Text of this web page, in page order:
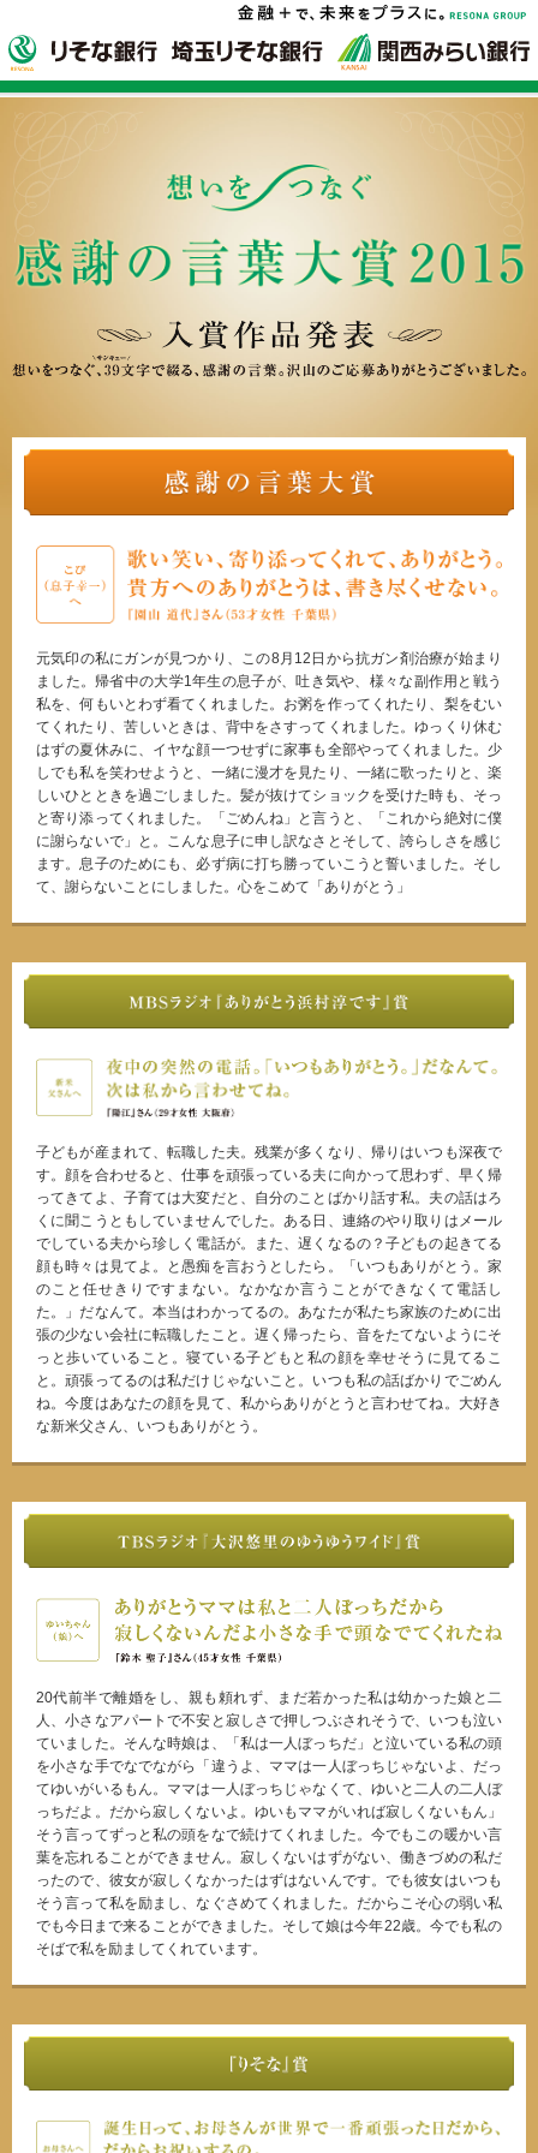
元気印の私にガンが見つかり、この8月12日から抗ガン剤治療が始まり
ました。帰省中の大学1年生の息子が、吐き気や、様々な副作用と戦う
私を、何もいとわず看てくれました。お粥を作ってくれたり、梨をむい
てくれたり、苦しいときは、背中をさすってくれました。ゆっくり休む
はずの夏休みに、イヤな顔一つせずに家事も全部やってくれました。少
しでも私を笑わせようと、一緒に漫才を見たり、一緒に歌ったりと、楽
しいひとときを過ごしました。髪が抜けてショックを受けた時も、そっ
と寄り添ってくれました。「ごめんね」と言うと、「これから絶対に僕
に謝らないで」と。こんな息子に申し訳なさとそして、誇らしさを感じ
ます。息子のためにも、必ず病に打ち勝っていこうと誓いました。そし
て、謝らないことにしました。心をこめて「ありがとう」
子どもが産まれて、転職した夫。残業が多くなり、帰りはいつも深夜で
す。顔を合わせると、仕事を頑張っている夫に向かって思わず、早く帰
ってきてよ、子育ては大変だと、自分のことばかり話す私。夫の話はろ
くに聞こうともしていませんでした。ある日、連絡のやり取りはメール
でしている夫から珍しく電話が。また、遅くなるの？子どもの起きてる
顔も時々は見てよ。と愚痴を言おうとしたら。「いつもありがとう。家
のこと任せきりですまない。なかなか言うことができなくて電話し
た。」だなんて。本当はわかってるの。あなたが私たち家族のために出
張の少ない会社に転職したこと。遅く帰ったら、音をたてないようにそ
っと歩いていること。寝ている子どもと私の顔を幸せそうに見てるこ
と。頑張ってるのは私だけじゃないこと。いつも私の話ばかりでごめん
ね。今度はあなたの顔を見て、私からありがとうと言わせてね。大好き
な新米父さん、いつもありがとう。
20代前半で離婚をし、親も頼れず、まだ若かった私は幼かった娘と二
人、小さなアパートで不安と寂しさで押しつぶされそうで、いつも泣い
ていました。そんな時娘は、「私は一人ぼっちだ」と泣いている私の頭
を小さな手でなでながら「違うよ、ママは一人ぼっちじゃないよ、だっ
てゆいがいるもん。ママは一人ぼっちじゃなくて、ゆいと二人の二人ぼ
っちだよ。だから寂しくないよ。ゆいもママがいれば寂しくないもん」
そう言ってずっと私の頭をなで続けてくれました。今でもこの暖かい言
葉を忘れることができません。寂しくないはずがない、働きづめの私だ
ったので、彼女が寂しくなかったはずはないんです。でも彼女はいつも
そう言って私を励まし、なぐさめてくれました。だからこそ心の弱い私
でも今日まで来ることができました。そして娘は今年22歳。今でも私の
そばで私を励ましてくれています。